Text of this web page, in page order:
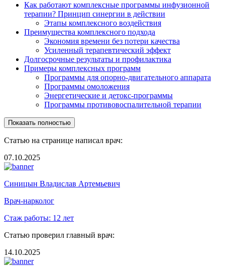
Как работают комплексные программы инфузионной
терапии? Принцип синергии в действии
Этапы комплексного воздействия
Преимущества комплексного подхода
Экономия времени без потери качества
Усиленный терапевтический эффект
Долгосрочные результаты и профилактика
Примеры комплексных программ
Программы для опорно-двигательного аппарата
Программы омоложения
Энергетические и детокс-программы
Программы противовоспалительной терапии
Показать полностью
Статью на странице написал врач:
07.10.2025
Синицын Владислав Артемьевич
Врач-нарколог
Стаж работы: 12 лет
Статью проверил главный врач:
14.10.2025